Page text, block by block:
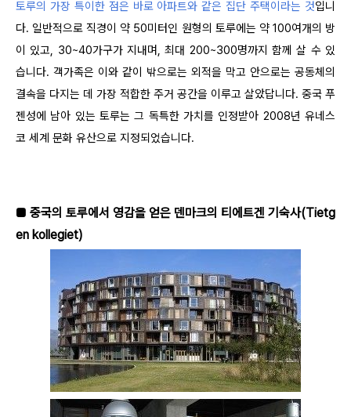
토루의 가장 특이한 점은 바로 아파트와 같은 집단 주택이라는 것입니
다. 일반적으로 직경이 약 50미터인 원형의 토루에는 약 100여개의 방
이 있고, 30~40가구가 지내며, 최대 200~300명까지 함께 살 수 있
습니다. 객가족은 이와 같이 밖으로는 외적을 막고 안으로는 공동체의
결속을 다지는 데 가장 적합한 주거 공간을 이루고 살았답니다. 중국 푸
젠성에 남아 있는 토루는 그 독특한 가치를 인정받아 2008년 유네스
코 세계 문화 유산으로 지정되었습니다.
■ 중국의 토루에서 영감을 얻은 덴마크의 티에트겐 기숙사(Tietg
en kollegiet)